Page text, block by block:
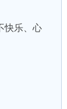
快乐、心